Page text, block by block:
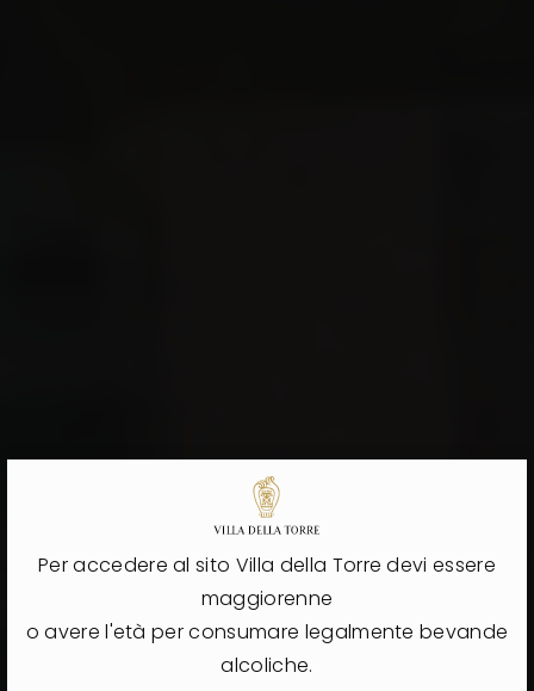
Per accedere al sito Villa della Torre devi essere
maggiorenne
o avere l'età per consumare legalmente bevande
alcoliche.